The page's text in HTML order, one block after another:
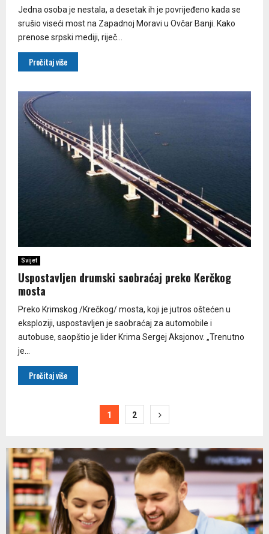
Jedna osoba je nestala, a desetak ih je povrijeđeno kada se
srušio viseći most na Zapadnoj Moravi u Ovčar Banji. Kako
prenose srpski mediji, riječ...
Pročitaj više
Svijet
Uspostavljen drumski saobraćaj preko Kerčkog
mosta
Preko Krimskog /Krečkog/ mosta, koji je jutros oštećen u
eksploziji, uspostavljen je saobraćaj za automobile i
autobuse, saopštio je lider Krima Sergej Aksjonov. „Trenutno
je...
Pročitaj više
1 2